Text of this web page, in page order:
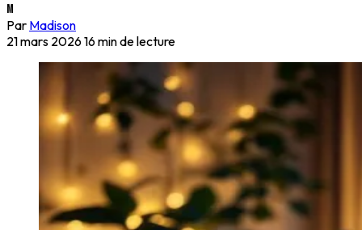
M
Par Madison
21 mars 202616 min de lecture